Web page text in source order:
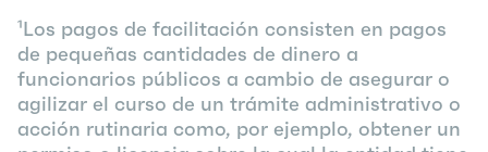
¹Los pagos de facilitación consisten en pagos
de pequeñas cantidades de dinero a
funcionarios públicos a cambio de asegurar o
agilizar el curso de un trámite administrativo o
acción rutinaria como, por ejemplo, obtener un